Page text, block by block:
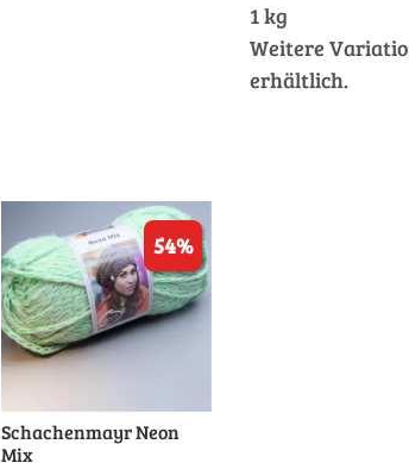
1 kg
Weitere
erhältlich.
54%
Schachenmayr Neon
Mix